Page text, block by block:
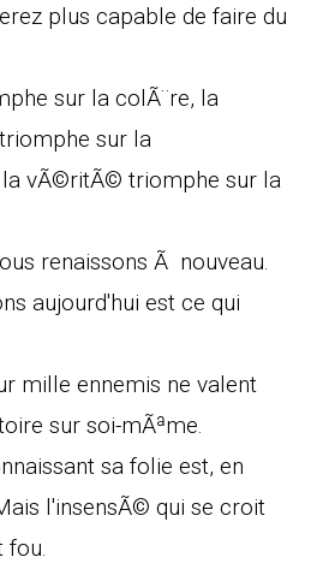
plus capable de faire du
sur la colÃ¨re, la
sur la
vÃ©ritÃ© triomphe sur la
renaissons Ã nouveau.
aujourd'hui est ce qui
mille ennemis ne valent
sur soi-mÃªme.
sa folie est, en
l'insensÃ© qui se croit
fou.